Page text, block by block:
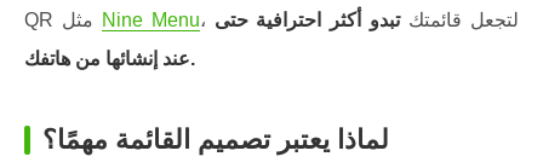
Nine Menu ، لتجعل قائمتكتبدو أكثر احترافية حتى
عند إنشائها من هاتفك.
لماذا يعتبر تصميم القائمة مهمًا؟